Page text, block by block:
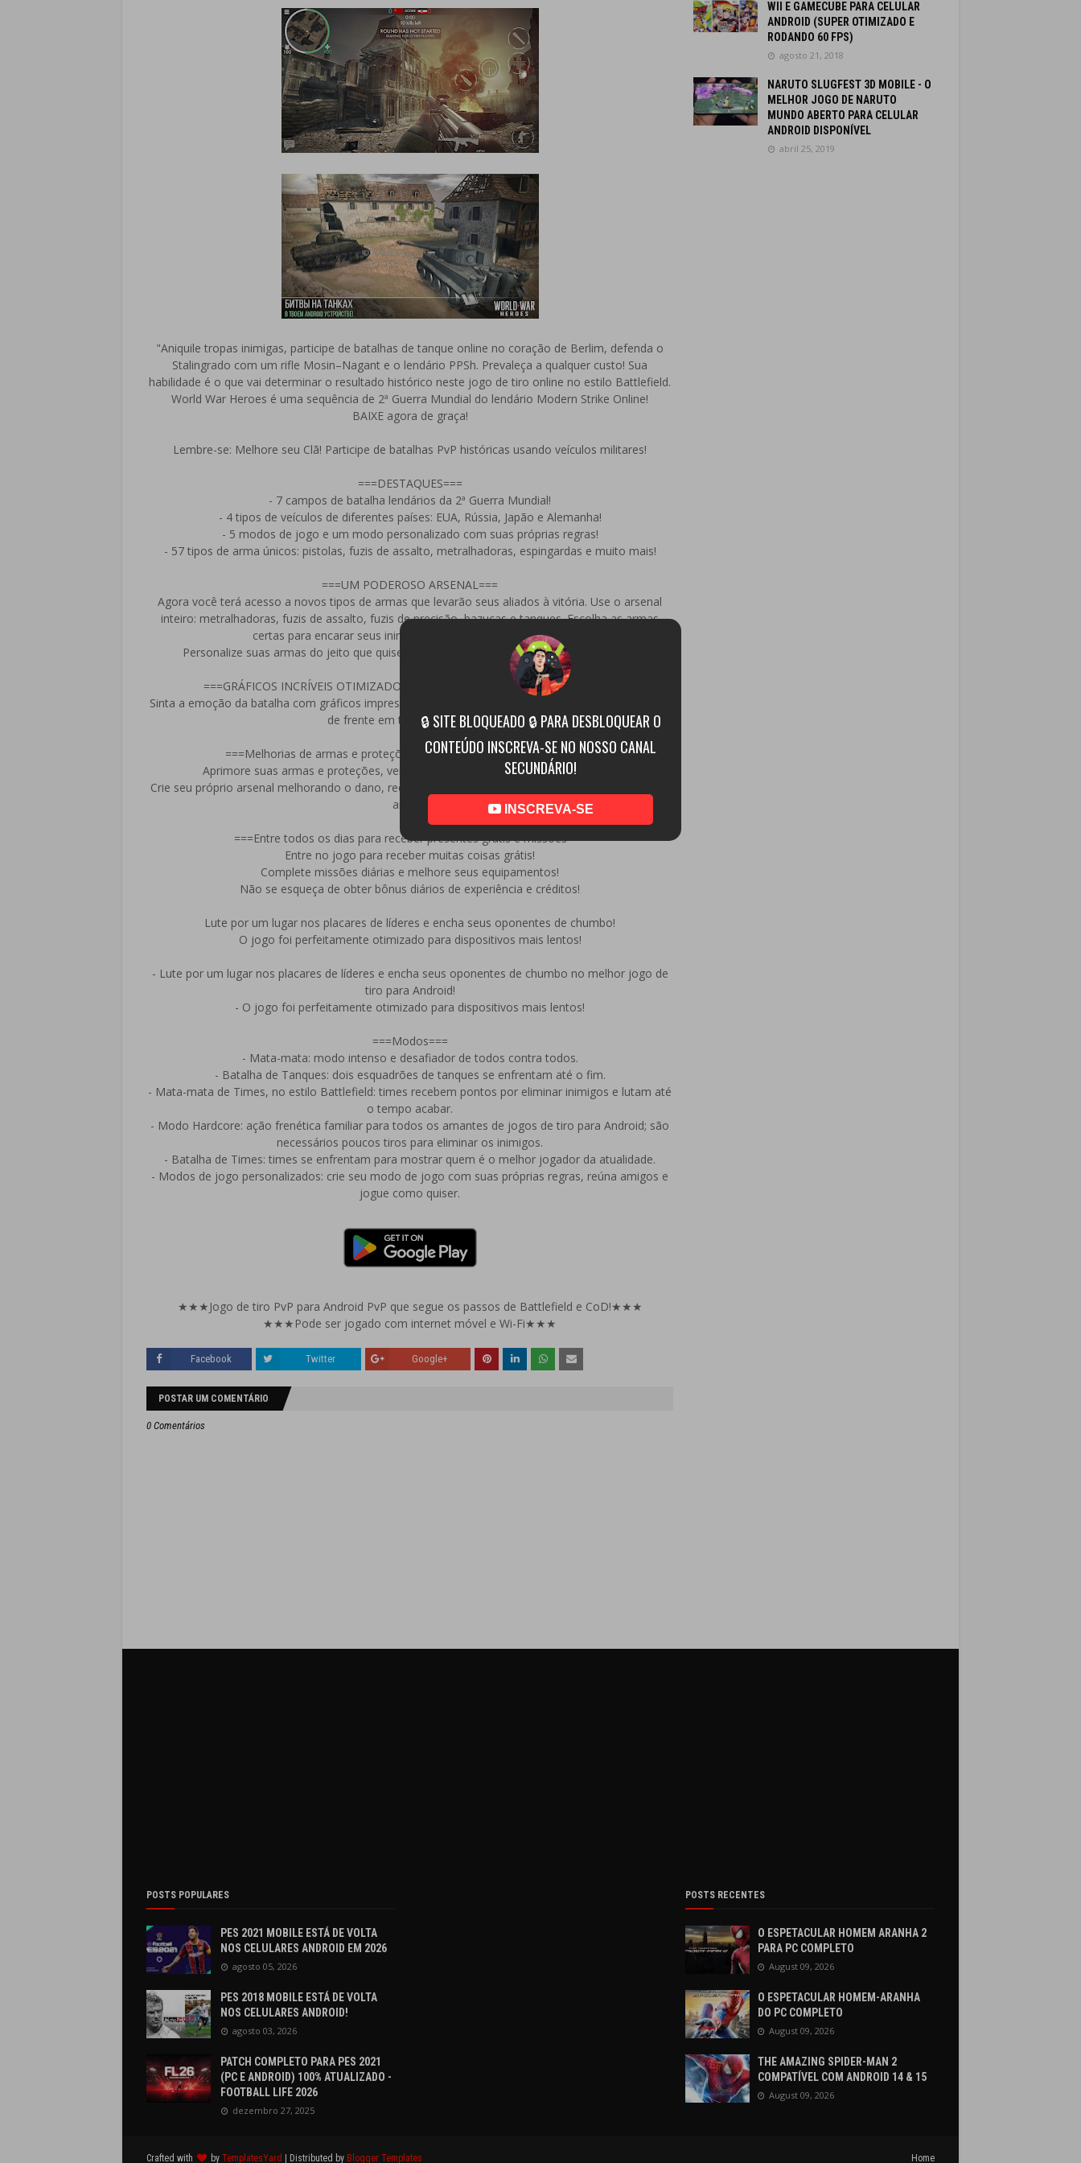
"Aniquile tropas inimigas, participe de batalhas de tanque online no coração de Berlim, defenda o
Stalingrado com um rifle Mosin–Nagant e o lendário PPSh. Prevaleça a qualquer custo! Sua
habilidade é o que vai determinar o resultado histórico neste jogo de tiro online no estilo Battlefield.
World War Heroes é uma sequência de 2ª Guerra Mundial do lendário Modern Strike Online!
BAIXE agora de graça!
Lembre-se: Melhore seu Clã! Participe de batalhas PvP históricas usando veículos militares!
===DESTAQUES===
- 7 campos de batalha lendários da 2ª Guerra Mundial!
- 4 tipos de veículos de diferentes países: EUA, Rússia, Japão e Alemanha!
- 5 modos de jogo e um modo personalizado com suas próprias regras!
- 57 tipos de arma únicos: pistolas, fuzis de assalto, metralhadoras, espingardas e muito mais!
===UM PODEROSO ARSENAL===
Agora você terá acesso a novos tipos de armas que levarão seus aliados à vitória. Use o arsenal
inteiro: metralhadoras, fuzis de assalto, fuzis de precisão, bazucas e tanques. Escolha as armas
certas para encarar seus inimigos em batalhas multijogador!
Personalize suas armas do jeito que quiser: mude a camuflagem e seus equipamentos!
===GRÁFICOS INCRÍVEIS OTIMIZADOS PARA DISPOSITIVOS MAIS LENTOS===
Sinta a emoção da batalha com gráficos impressionantes e controles precisos. Você estará na linha
de frente em todas as batalhas.
===Melhorias de armas e proteções: aprimore seus equipamentos!===
Aprimore suas armas e proteções, vença batalhas e ganhe pontos de melhoria!
Crie seu próprio arsenal melhorando o dano, recuo, velocidade de recarga e tamanho do pente das
armas!
===Entre todos os dias para receber presentes grátis e missões===
Entre no jogo para receber muitas coisas grátis!
Complete missões diárias e melhore seus equipamentos!
Não se esqueça de obter bônus diários de experiência e créditos!
Lute por um lugar nos placares de líderes e encha seus oponentes de chumbo!
O jogo foi perfeitamente otimizado para dispositivos mais lentos!
- Lute por um lugar nos placares de líderes e encha seus oponentes de chumbo no melhor jogo de
tiro para Android!
- O jogo foi perfeitamente otimizado para dispositivos mais lentos!
===Modos===
- Mata-mata: modo intenso e desafiador de todos contra todos.
- Batalha de Tanques: dois esquadrões de tanques se enfrentam até o fim.
- Mata-mata de Times, no estilo Battlefield: times recebem pontos por eliminar inimigos e lutam até
o tempo acabar.
- Modo Hardcore: ação frenética familiar para todos os amantes de jogos de tiro para Android; são
necessários poucos tiros para eliminar os inimigos.
- Batalha de Times: times se enfrentam para mostrar quem é o melhor jogador da atualidade.
- Modos de jogo personalizados: crie seu modo de jogo com suas próprias regras, reúna amigos e
jogue como quiser.
★★★Jogo de tiro PvP para Android PvP que segue os passos de Battlefield e CoD!★★★
★★★Pode ser jogado com internet móvel e Wi-Fi★★★
Facebook Twitter Google+
POSTAR UM COMENTÁRIO
0 Comentários
WII E GAMECUBE PARA CELULAR
ANDROID (SUPER OTIMIZADO E
RODANDO 60 FPS)
agosto 21, 2018
NARUTO SLUGFEST 3D MOBILE - O
MELHOR JOGO DE NARUTO
MUNDO ABERTO PARA CELULAR
ANDROID DISPONÍVEL
abril 25, 2019
POSTS POPULARES
PES 2021 MOBILE ESTÁ DE VOLTA
NOS CELULARES ANDROID EM 2026
agosto 05, 2026
PES 2018 MOBILE ESTÁ DE VOLTA
NOS CELULARES ANDROID!
agosto 03, 2026
PATCH COMPLETO PARA PES 2021
(PC E ANDROID) 100% ATUALIZADO -
FOOTBALL LIFE 2026
dezembro 27, 2025
POSTS RECENTES
O ESPETACULAR HOMEM ARANHA 2
PARA PC COMPLETO
August 09, 2026
O ESPETACULAR HOMEM-ARANHA
DO PC COMPLETO
August 09, 2026
THE AMAZING SPIDER-MAN 2
COMPATÍVEL COM ANDROID 14 & 15
August 09, 2026
Home
Crafted with by TemplatesYard | Distributed by Blogger Templates
🔒 SITE BLOQUEADO 🔒 PARA DESBLOQUEAR O
CONTEÚDO INSCREVA-SE NO NOSSO CANAL
SECUNDÁRIO!
INSCREVA-SE